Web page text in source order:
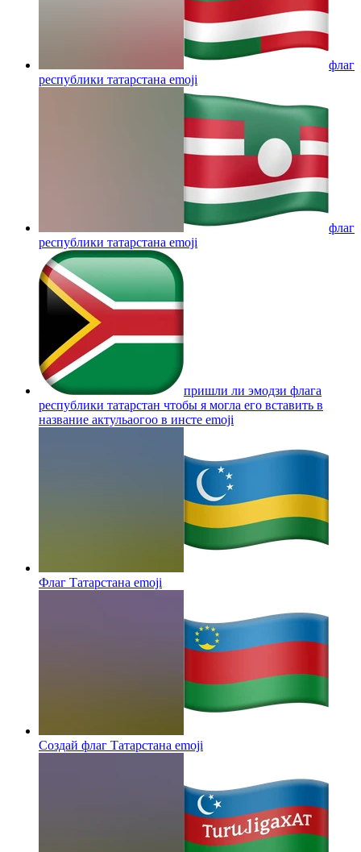
флаг
республики татарстана emoji
флаг
республики татарстана emoji
пришли ли эмодзи флага
республики татарстан чтобы я могла его вставить в
название актульаогоо в инсте emoji
Флаг Татарстана emoji
Создай флаг Татарстана emoji